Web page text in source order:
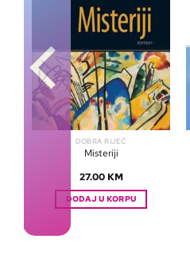
DOBRA RIJEČ
Misteriji
27.00 KM
DODAJ U KORPU